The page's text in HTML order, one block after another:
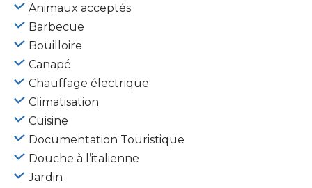
Animaux acceptés
Barbecue
Bouilloire
Canapé
Chauffage électrique
Climatisation
Cuisine
Documentation Touristique
Douche à l’italienne
Jardin